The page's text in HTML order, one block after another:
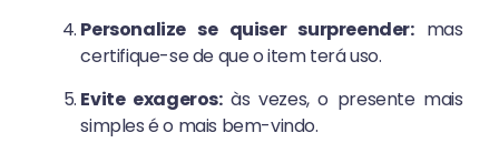
Personalize se quiser surpreender:mas
certifique-se de que o item terá uso.
Evite exageros:às vezes, o presente mais
simples é o mais bem-vindo.